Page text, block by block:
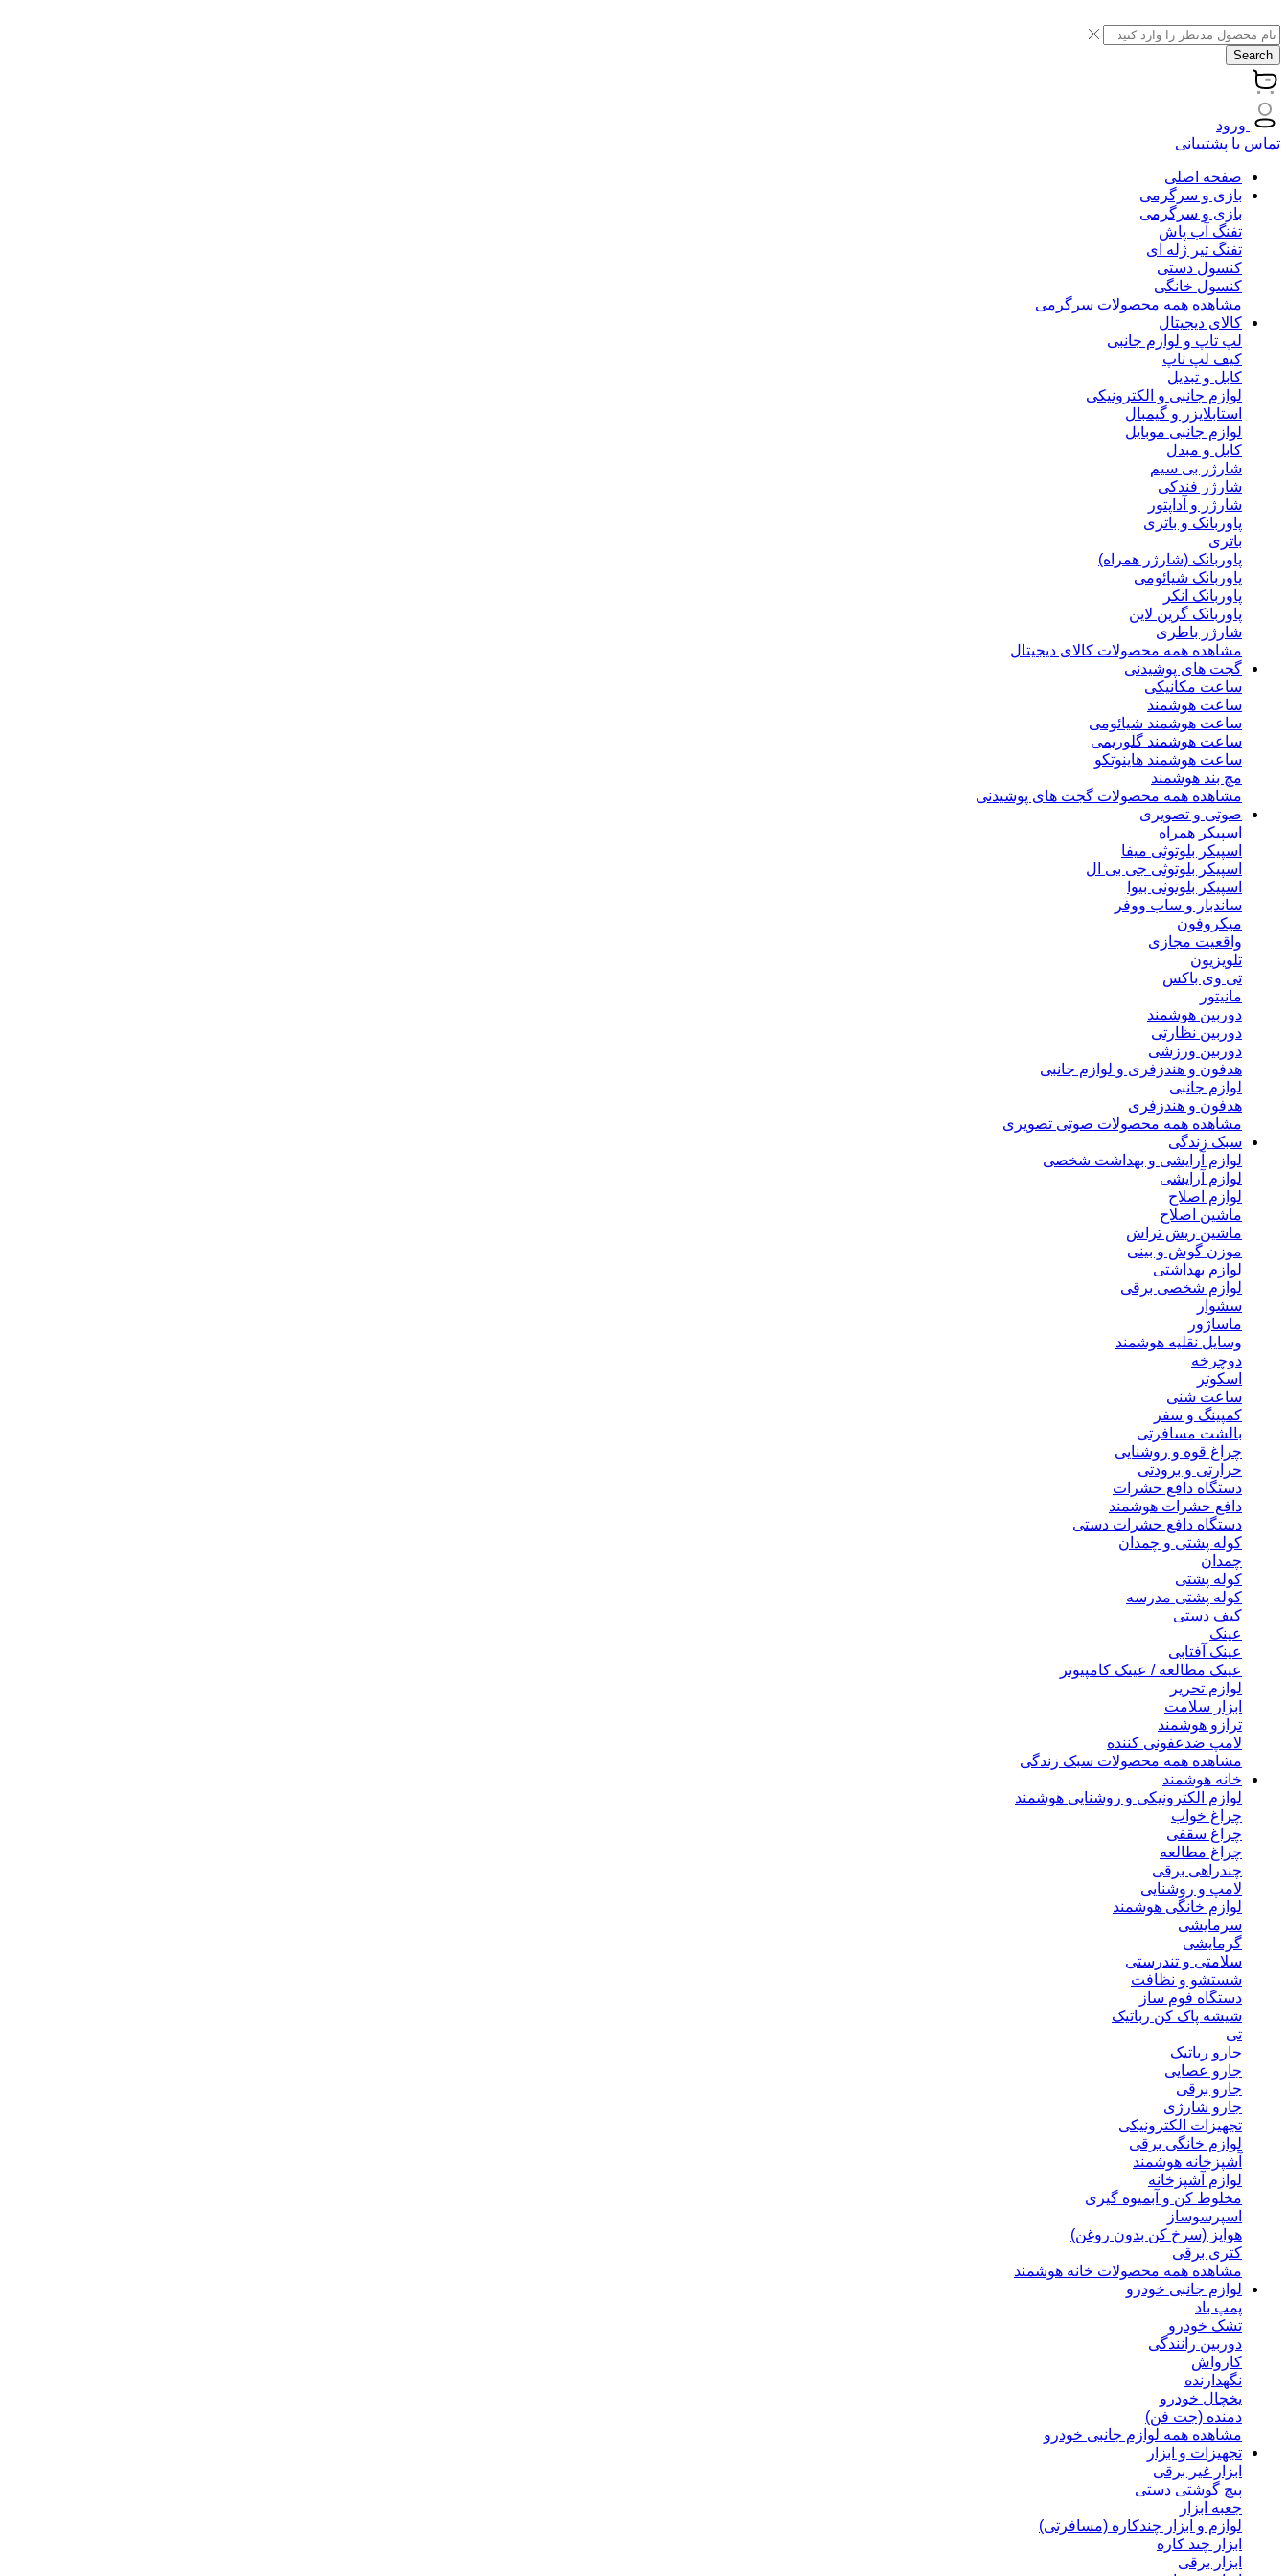
Search
ورود
تماس با پشتیبانی
صفحه اصلی
بازی و سرگرمی
بازی و سرگرمی
تفنگ آب پاش
تفنگ تیر ژله ای
کنسول دستی
کنسول خانگی
مشاهده همه محصولات سرگرمی
کالای دیجیتال
لپ تاپ و لوازم جانبی
کیف لپ تاپ
کابل و تبدیل
لوازم جانبی و الکترونیکی
استابلایزر و گیمبال
لوازم جانبی موبایل
کابل و مبدل
شارژر بی سیم
شارژر فندکی
شارژر و آداپتور
پاوربانک و باتری
باتری
پاوربانک (شارژر همراه)
پاوربانک شیائومی
پاوربانک انکر
پاوربانک گرین لاین
شارژر باطری
مشاهده همه محصولات کالای دیجیتال
گجت های پوشیدنی
ساعت مکانیکی
ساعت هوشمند
ساعت هوشمند شیائومی
ساعت هوشمند گلوریمی
ساعت هوشمند هاینوتکو
مچ بند هوشمند
مشاهده همه محصولات گجت های پوشیدنی
صوتی و تصویری
اسپیکر همراه
اسپیکر بلوتوثی میفا
اسپیکر بلوتوثی جی بی ال
اسپیکر بلوتوثی بیوا
ساندبار و ساب ووفر
میکروفون
واقعیت مجازی
تلویزیون
تی وی باکس
مانیتور
دوربین هوشمند
دوربین نظارتی
دوربین ورزشی
هدفون و هندزفری و لوازم جانبی
لوازم جانبی
هدفون و هندزفری
مشاهده همه محصولات صوتی تصویری
سبک زندگی
لوازم آرایشی و بهداشت شخصی
لوازم آرایشی
لوازم اصلاح
ماشین اصلاح
ماشین ریش تراش
موزن گوش و بینی
لوازم بهداشتی
لوازم شخصی برقی
سشوار
ماساژور
وسایل نقلیه هوشمند
دوچرخه
اسکوتر
ساعت شنی
کمپینگ و سفر
بالشت مسافرتی
چراغ قوه و روشنایی
حرارتی و برودتی
دستگاه دافع حشرات
دافع حشرات هوشمند
دستگاه دافع حشرات دستی
کوله پشتی و چمدان
چمدان
کوله پشتی
کوله پشتی مدرسه
کیف دستی
عینک
عینک آفتابی
عینک مطالعه / عینک کامپیوتر
لوازم تحریر
ابزار سلامت
ترازو هوشمند
لامپ ضدعفونی کننده
مشاهده همه محصولات سبک زندگی
خانه هوشمند
لوازم الکترونیکی و روشنایی هوشمند
چراغ خواب
چراغ سقفی
چراغ مطالعه
چندراهی برقی
لامپ و روشنایی
لوازم خانگی هوشمند
سرمایشی
گرمایشی
سلامتی و تندرستی
شستشو و نظافت
دستگاه فوم ساز
شیشه پاک کن رباتیک
تی
جارو رباتیک
جارو عصایی
جارو برقی
جارو شارژی
تجهیزات الکترونیکی
لوازم خانگی برقی
آشپزخانه هوشمند
لوازم آشپزخانه
مخلوط کن و آبمیوه گیری
اسپرسوساز
هواپز (سرخ کن بدون روغن)
کتری برقی
مشاهده همه محصولات خانه هوشمند
لوازم جانبی خودرو
پمپ باد
تشک خودرو
دوربین رانندگی
کارواش
نگهدارنده
یخچال خودرو
دمنده (جت فن)
مشاهده همه لوازم جانبی خودرو
تجهیزات و ابزار
ابزار غیر برقی
پیچ گوشتی دستی
جعبه ابزار
لوازم و ابزار چندکاره (مسافرتی)
ابزار چند کاره
ابزار برقی